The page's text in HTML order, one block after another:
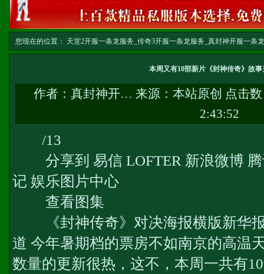
您现在的位置： 天堂2开服一条龙服务_传奇3开服一条龙服务_真封神开服一条
本周又有10部新片《封神传奇》故事
作者： 真封神开… 来源：本站原创 点击
2:43:52
/13
分享到 易信 LOFTER 新浪微博 腾
记 娱乐图片中心
查看图集
《封神传奇》对决海报横版新华报
道 今年暑期档的票房不如南京的高温
数量的更新很热，这不，本周一共有